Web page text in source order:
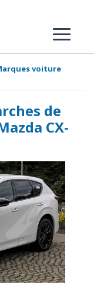
voiture
de
CX-